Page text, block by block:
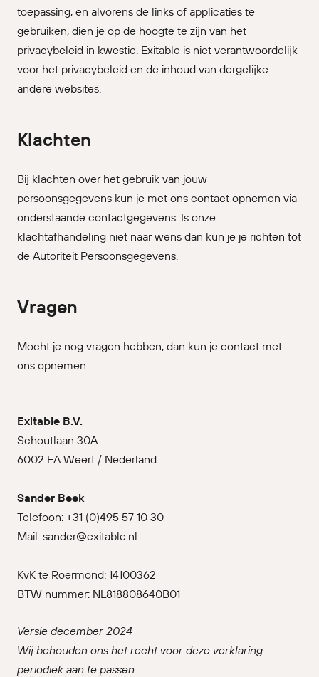
toepassing, en alvorens de links of applicaties te
gebruiken, dien je op de hoogte te zijn van het
privacybeleid in kwestie. Exitable is niet verantwoordelijk
voor het privacybeleid en de inhoud van dergelijke
andere websites.
Klachten
Bij klachten over het gebruik van jouw
persoonsgegevens kun je met ons contact opnemen via
onderstaande contactgegevens. Is onze
klachtafhandeling niet naar wens dan kun je je richten tot
de Autoriteit Persoonsgegevens.
Vragen
Mocht je nog vragen hebben, dan kun je contact met
ons opnemen:
Exitable B.V.
Schoutlaan 30A
6002 EA Weert / Nederland
Sander Beek
Telefoon: +31 (0)495 57 10 30
Mail: sander@exitable.nl
KvK te Roermond: 14100362
BTW nummer: NL818808640B01
Versie december 2024
Wij behouden ons het recht voor deze verklaring
periodiek aan te passen.